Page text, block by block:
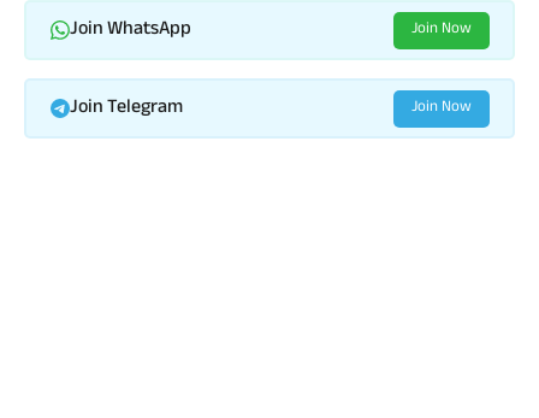
Join WhatsApp Join Now
Join Telegram Join Now